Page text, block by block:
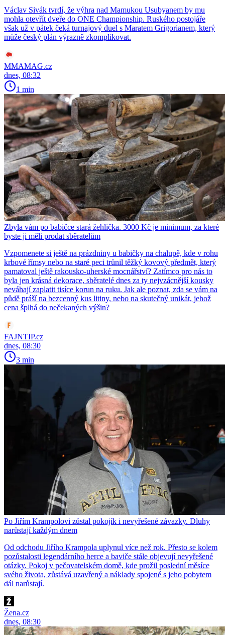
Václav Sivák tvrdí, že výhra nad Mamukou Usubyanem by mu
mohla otevřít dveře do ONE Championship. Ruského postojáře
však už v pátek čeká turnajový duel s Maratem Grigorianem, který
může český plán výrazně zkomplikovat.
MMAMAG.cz
dnes, 08:32
1 min
Zbyla vám po babičce stará žehlička. 3000 Kč je minimum, za které
byste ji měli prodat sběratelům
Vzpomenete si ještě na prázdniny u babičky na chalupě, kde v rohu
krbové římsy nebo na staré peci trůnil těžký kovový předmět, který
pamatoval ještě rakousko-uherské mocnářství? Zatímco pro nás to
byla jen krásná dekorace, sběratelé dnes za ty nejvzácnější kousky
neváhají zaplatit tisíce korun na ruku. Jak ale poznat, zda se vám na
půdě práší na bezcenný kus litiny, nebo na skutečný unikát, jehož
cena šplhá do nečekaných výšin?
FAJNTIP.cz
dnes, 08:30
3 min
Po Jiřím Krampolovi zůstal pokojík i nevyřešené závazky. Dluhy
narůstají každým dnem
Od odchodu Jiřího Krampola uplynul více než rok. Přesto se kolem
pozůstalosti legendárního herce a baviče stále objevují nevyřešené
otázky. Pokoj v pečovatelském domě, kde prožil poslední měsíce
svého života, zůstává uzavřený a náklady spojené s jeho pobytem
dál narůstají.
Žena.cz
dnes, 08:30